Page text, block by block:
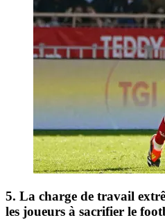
5. La charge de travail
les joueurs à sacrifier le